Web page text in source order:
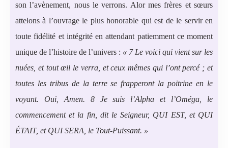
son l’avènement, nous le verrons. Alor mes frères et sœurs
attelons à l’ouvrage le plus honorable qui est de le servir en
toute fidélité et intégrité en attendant patiemment ce moment
unique de l’histoire de l’univers : « 7 Le voici qui vient sur les
nuées, et tout œil le verra, et ceux mêmes qui l’ont percé ; et
toutes les tribus de la terre se frapperont la poitrine en le
voyant. Oui, Amen. 8 Je suis l’Alpha et l’Oméga, le
commencement et la fin, dit le Seigneur, QUI EST, et QUI
ÉTAIT, et QUI SERA, le Tout-Puissant. »